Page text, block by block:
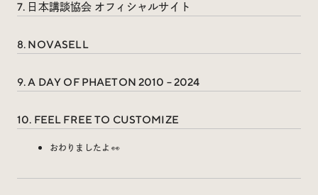
#デジタルデザイン #コミュニティ
7. 日本講談協会 オフィシャルサイト
8. NOVASELL
9. A DAY OF PHAETON 2010 – 2024
10. FEEL FREE TO CUSTOMIZE
おわりましたよ 👀